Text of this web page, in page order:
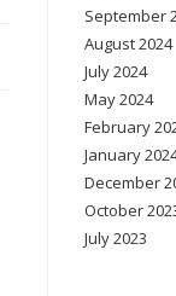
September
August 2024
July 2024
May 2024
February
January
December
October
July 2023